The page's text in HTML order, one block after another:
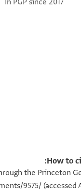
In PGP since 2017
How to
the Princeton
9575/ (accessed